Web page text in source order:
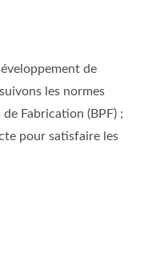
de
les normes
Fabrication (BPF) ;
pour satisfaire les